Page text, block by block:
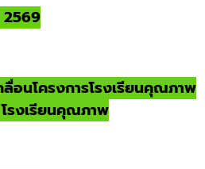
2569
อนโครงการโรงเรียนคุณภาพ
โรงเรียนคุณภาพ